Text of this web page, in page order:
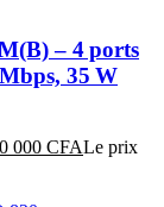
– 4 ports
35 W
000 CFALe prix